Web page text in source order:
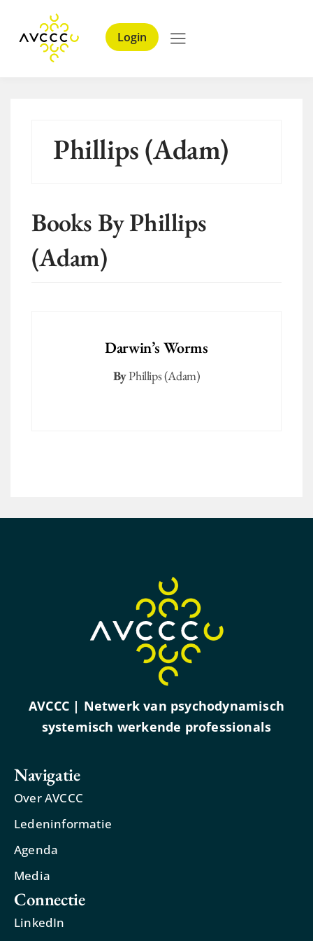
Login
Phillips (Adam)
Books By Phillips
(Adam)
Darwin’s Worms
ByPhillips (Adam)
AVCCC | Netwerk van psychodynamisch
systemisch werkende professionals
Navigatie
Over AVCCC
Ledeninformatie
Agenda
Media
Connectie
LinkedIn